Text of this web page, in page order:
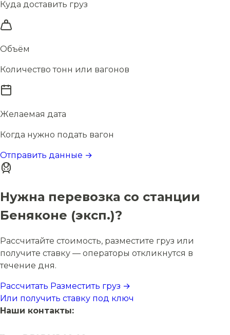
Куда доставить груз
Объём
Количество тонн или вагонов
Желаемая дата
Когда нужно подать вагон
Отправить данные →
Нужна перевозка со станции
Беняконе (эксп.)?
Рассчитайте стоимость, разместите груз или
получите ставку — операторы откликнутся в
течение дня.
Рассчитать Разместить груз →
Или получить ставку под ключ
Наши контакты: